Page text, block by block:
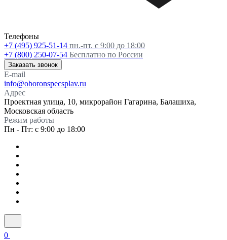
Телефоны
+7 (495) 925-51-14 пн.-пт. с 9:00 до 18:00
+7 (800) 250-07-54 Бесплатно по России
Заказать звонок
E-mail
info@oboronspecsplav.ru
Адрес
Проектная улица, 10, микрорайон Гагарина, Балашиха,
Московская область
Режим работы
Пн - Пт: с 9:00 до 18:00
0